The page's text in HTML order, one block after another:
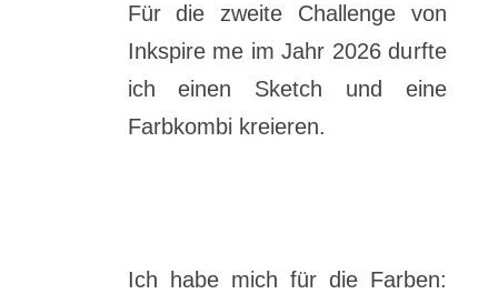
Für die zweite Challenge von
Inkspire me im Jahr 2026 durfte
ich einen Sketch und eine
Farbkombi kreieren.
Ich habe mich für die Farben: